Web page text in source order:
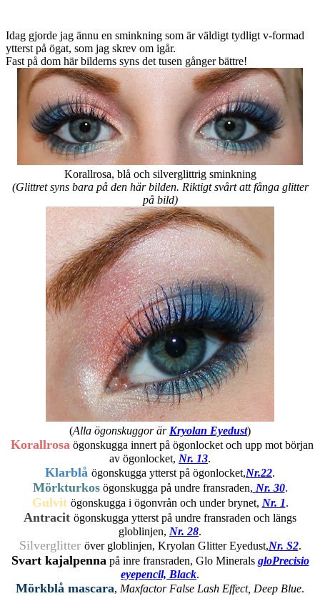
Idag gjorde jag ännu en sminkning som är väldigt tydligt v-formad
ytterst på ögat, som jag skrev om igår.
Fast på dom här bilderns syns det tusen gånger bättre!
Korallrosa, blå och silverglittrig sminkning
(Glittret syns bara på den här bilden. Riktigt svårt att fånga glitter
på bild)
(Alla ögonskuggor är Kryolan Eyedust)
Korallrosa ögonskugga innert på ögonlocket och upp mot början
av ögonlocket, Nr. 13.
Klarblå ögonskugga ytterst på ögonlocket,Nr.22.
Mörkturkosögonskugga på undre fransraden, Nr. 30.
Gulvit ögonskugga i ögonvrån och under brynet, Nr. 1.
Antracit ögonskugga ytterst på undre fransraden och längs
globlinjen, Nr. 28.
Silverglitter över globlinjen, Kryolan Glitter Eyedust,Nr. S2.
Svart kajalpenna på inre fransraden, Glo Minerals gloPrecisio
eyepencil, Black.
Mörkblå mascara, Maxfactor False Lash Effect, Deep Blue.